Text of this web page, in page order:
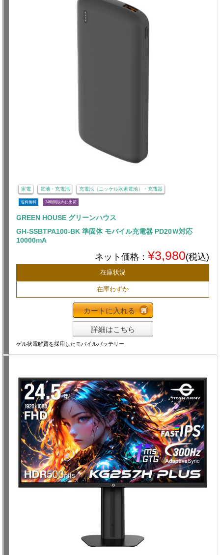
家電 電池・充電池 充電池（ニッケル水素電池）・充電器
送料無料 24時間以内に出荷
GREEN HOUSE グリーンハウス
GH-SSBTPA100-BK 準固体 モバイル充電器 PD20Ｗ対応
10000mA
ネット価格： ¥3,980(税込)
在庫状況
在庫わずか
カートに入れる
詳細はこちら
ゲル状電解質を採用したモバイルバッテリー